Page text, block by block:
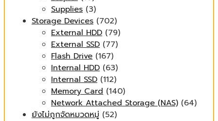
Supplies (3)
Storage Devices (702)
External HDD (79)
External SSD (77)
Flash Drive (167)
Internal HDD (63)
Internal SSD (112)
Memory Card (140)
Network Attached Storage (NAS) (64)
ยังไม่ถูกจัดหมวดหมู่ (52)